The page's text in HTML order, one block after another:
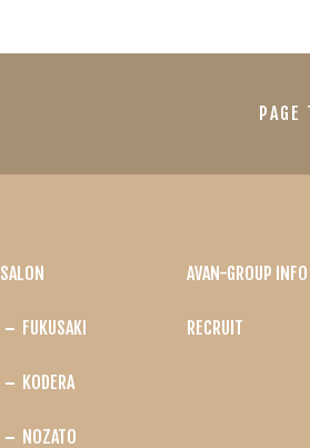
PAGE
SALON
FUKUSAKI
KODERA
NOZATO
AVAN-GROUP INFO
RECRUIT